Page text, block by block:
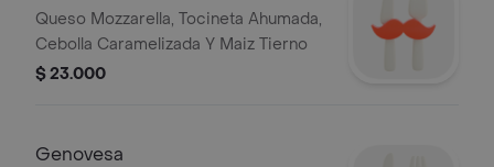
Queso Mozzarella, Tocineta Ahumada,
Cebolla Caramelizada Y Maiz Tierno
$ 23.000
Genovesa